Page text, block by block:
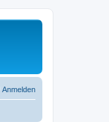
Anmelden